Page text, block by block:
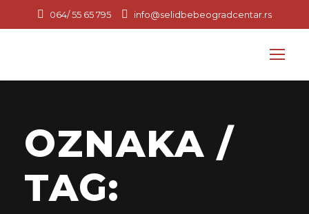
064/ 55 65 795 info@selidbebeogradcentar.rs
OZNAKA /
TAG: